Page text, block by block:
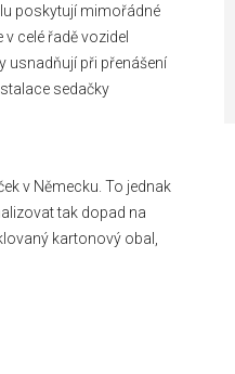
poskytují mimořádné
celé řadě vozidel
usnadňují při přenášení
sedačky
v Německu. To jednak
tak dopad na
kartonový obal,